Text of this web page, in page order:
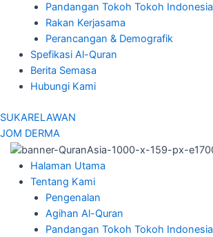
Pandangan Tokoh Tokoh Indonesia
Rakan Kerjasama
Perancangan & Demografik
Spefikasi Al-Quran
Berita Semasa
Hubungi Kami
SUKARELAWAN
JOM DERMA
Halaman Utama
Tentang Kami
Pengenalan
Agihan Al-Quran
Pandangan Tokoh Tokoh Indonesia